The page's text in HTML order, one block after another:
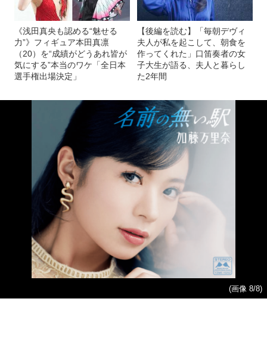
《浅田真央も認める“魅せる
力”》フィギュア本田真凛
（20）を“成績がどうあれ皆が
気にする”本当のワケ「全日本
選手権出場決定」
【後編を読む】「毎朝デヴィ
夫人が私を起こして、朝食を
作ってくれた」口笛奏者の女
子大生が語る、夫人と暮らし
た2年間
(画像 8/8)